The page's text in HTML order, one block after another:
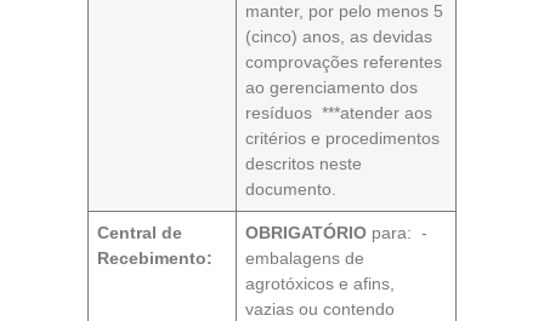
manter, por pelo menos 5
(cinco) anos, as devidas
comprovações referentes
ao gerenciamento dos
resíduos ***atender aos
critérios e procedimentos
descritos neste
documento.
Central de
Recebimento:
OBRIGATÓRIO para: -
embalagens de
agrotóxicos e afins,
vazias ou contendo